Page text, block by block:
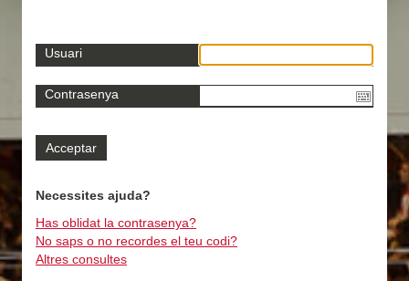
Usuari
Contrasenya
Necessites ajuda?
Has oblidat la contrasenya?
No saps o no recordes el teu codi?
Altres consultes